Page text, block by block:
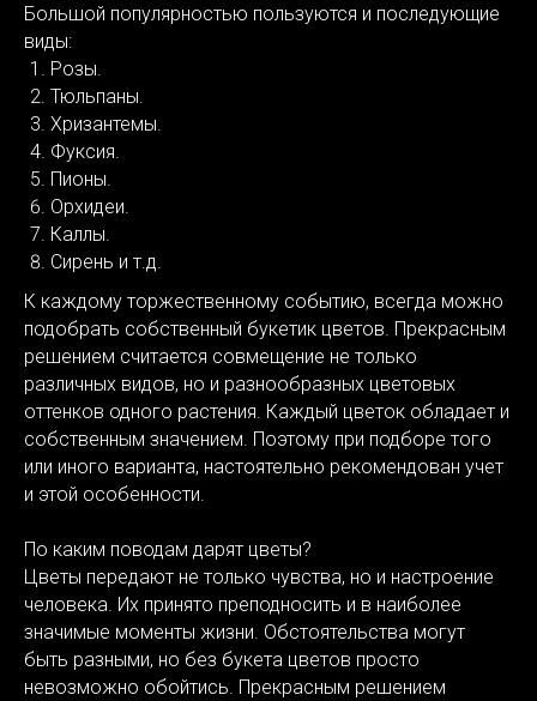
Большой популярностью пользуются и последующие
виды:
Розы.
Тюльпаны.
Хризантемы.
Фуксия.
Пионы.
Орхидеи.
Каллы.
Сирень и т.д.
К каждому торжественному событию, всегда можно
подобрать собственный букетик цветов. Прекрасным
решением считается совмещение не только
различных видов, но и разнообразных цветовых
оттенков одного растения. Каждый цветок обладает и
собственным значением. Поэтому при подборе того
или иного варианта, настоятельно рекомендован учет
и этой особенности.
По каким поводам дарят цветы?
Цветы передают не только чувства, но и настроение
человека. Их принято преподносить и в наиболее
значимые моменты жизни. Обстоятельства могут
быть разными, но без букета цветов просто
невозможно обойтись. Прекрасным решением